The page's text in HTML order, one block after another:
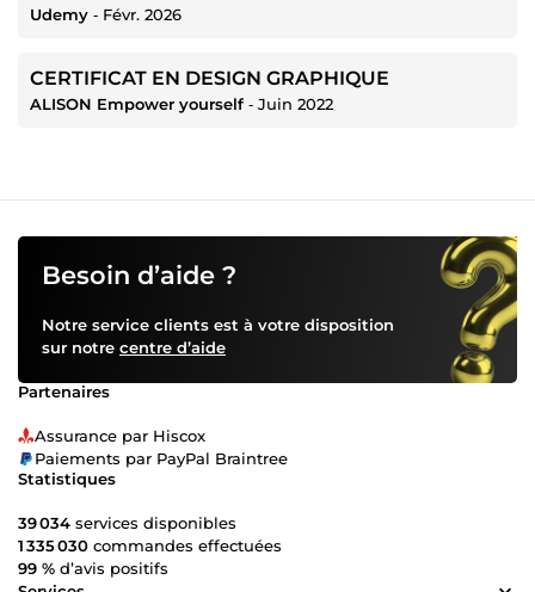
Udemy ‐ Févr. 2026
CERTIFICAT EN DESIGN GRAPHIQUE
ALISON Empower yourself ‐ Juin 2022
Besoin d’aide ?
Notre service clients est à votre disposition
sur notre centre d’aide
Partenaires
Assurance par Hiscox
Paiements par PayPal Braintree
Statistiques
39 034 services disponibles
1 335 030 commandes effectuées
99 % d’avis positifs